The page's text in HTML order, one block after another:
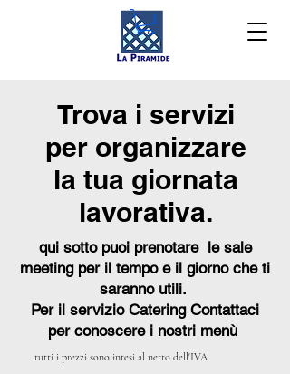
Trova i servizi
per organizzare
la tua giornata
lavorativa.
qui sotto puoi prenotare le sale
meeting per il tempo e il giorno che ti
saranno utili.
Per il servizio Catering Contattaci
per conoscere i nostri menù
tutti i prezzi sono intesi al netto dell'IVA